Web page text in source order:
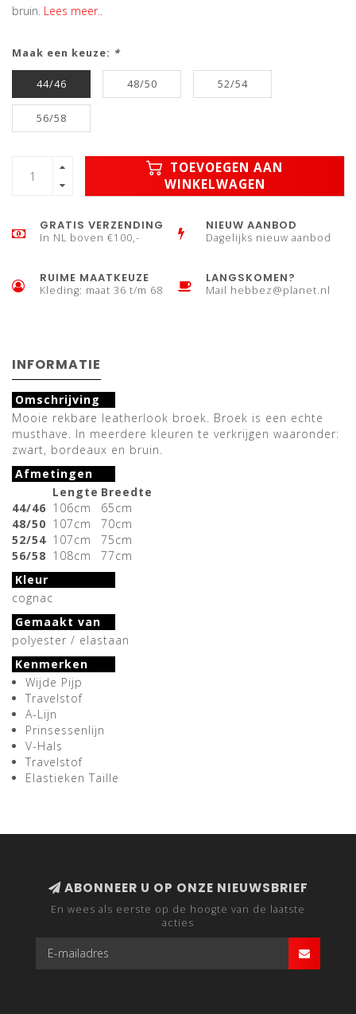
bruin. Lees meer..
Maak een keuze: *
44/46 48/50 52/54
56/58
TOEVOEGEN AAN
WINKELWAGEN
GRATIS VERZENDING
In NL boven €100,-
NIEUW AANBOD
Dagelijks nieuw aanbod
RUIME MAATKEUZE
Kleding: maat 36 t/m 68
LANGSKOMEN?
Mail hebbez@planet.nl
INFORMATIE
Omschrijving
Mooie rekbare leatherlook broek. Broek is een echte
musthave. In meerdere kleuren te verkrijgen waaronder:
zwart, bordeaux en bruin.
Afmetingen
Lengte Breedte
44/46 106cm
65cm
48/50 107cm
70cm
52/54 107cm
75cm
56/58 108cm
77cm
Kleur
cognac
Gemaakt van
polyester / elastaan
Kenmerken
Wijde Pijp
Travelstof
A-Lijn
Prinsessenlijn
V-Hals
Travelstof
Elastieken Taille
ABONNEER U OP ONZE NIEUWSBRIEF
En wees als eerste op de hoogte van de laatste
acties